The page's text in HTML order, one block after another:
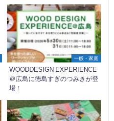
一般・家庭
WOODDESIGN EXPERIENCE
＠広島に徳島すぎのつみきが登
場！